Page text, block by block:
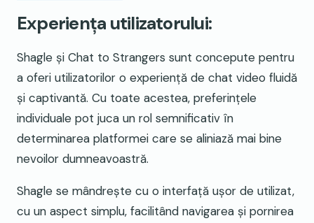
Experiența utilizatorului:
Shagle și Chat to Strangers sunt concepute pentru
a oferi utilizatorilor o experiență de chat video fluidă
și captivantă. Cu toate acestea, preferințele
individuale pot juca un rol semnificativ în
determinarea platformei care se aliniază mai bine
nevoilor dumneavoastră.
Shagle se mândrește cu o interfață ușor de utilizat,
cu un aspect simplu, facilitând navigarea și pornirea